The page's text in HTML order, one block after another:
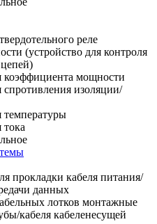
реле
(устройство для контроля
коэффициента мощности
спротивления изоляции/
температуры
тока
прокладки кабеля питания/
данных
лотков монтажные
кабеля кабеленесущей